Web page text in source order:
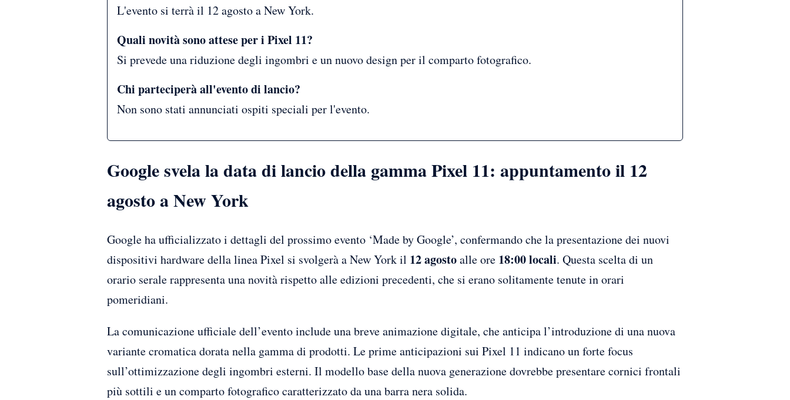
L'evento si terrà il 12 agosto a New York.
Quali novità sono attese per i Pixel 11?
Si prevede una riduzione degli ingombri e un nuovo design per il comparto fotografico.
Chi parteciperà all'evento di lancio?
Non sono stati annunciati ospiti speciali per l'evento.
Google svela la data di lancio della gamma Pixel 11: appuntamento il 12
agosto a New York
Google ha ufficializzato i dettagli del prossimo evento ‘Made by Google’, confermando che la presentazione dei nuovi
dispositivi hardware della linea Pixel si svolgerà a New York il 12 agostoalle ore 18:00 locali. Questa scelta di un
orario serale rappresenta una novità rispetto alle edizioni precedenti, che si erano solitamente tenute in orari
pomeridiani.
La comunicazione ufficiale dell’evento include una breve animazione digitale, che anticipa l’introduzione di una nuova
variante cromatica dorata nella gamma di prodotti. Le prime anticipazioni sui Pixel 11 indicano un forte focus
sull’ottimizzazione degli ingombri esterni. Il modello base della nuova generazione dovrebbe presentare cornici frontali
più sottili e un comparto fotografico caratterizzato da una barra nera solida.